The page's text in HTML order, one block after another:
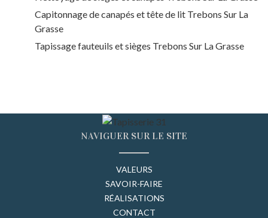
Capitonnage de canapés et tête de lit Trebons Sur La
Grasse
Tapissage fauteuils et sièges Trebons Sur La Grasse
NAVIGUER SUR LE SITE
VALEURS
SAVOIR-FAIRE
RÉALISATIONS
CONTACT